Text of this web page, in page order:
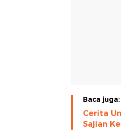
Baca juga:
Cerita
Sajian